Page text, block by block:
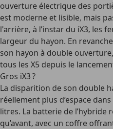
ouverture électrique des
est moderne et lisible, mais
l'arrière, à l’instar du iX3, les
largeur du hayon. En
son hayon à double
tous les X5 depuis le
Gros iX3 ?
La disparition de son double
réellement plus d’espace
litres. La batterie de l’hybride
qu’avant, avec un coffre